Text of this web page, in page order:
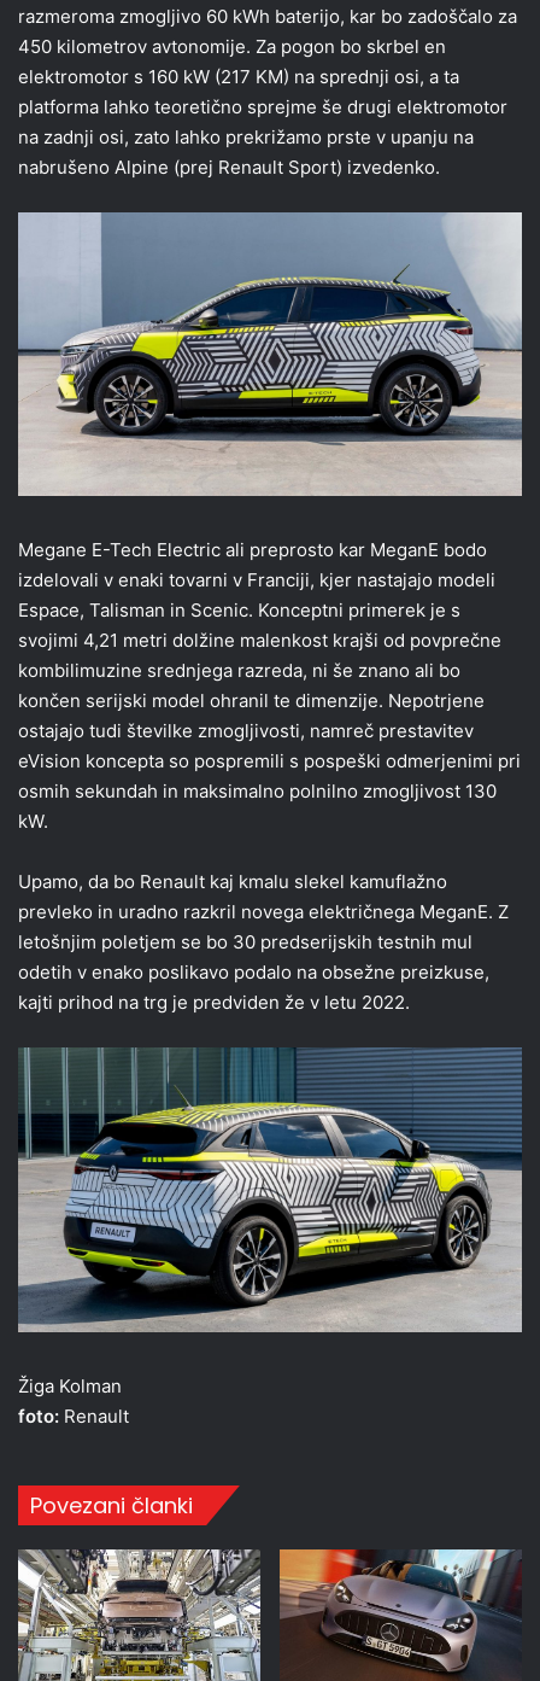
razmeroma zmogljivo 60 kWh baterijo, kar bo zadoščalo za
450 kilometrov avtonomije. Za pogon bo skrbel en
elektromotor s 160 kW (217 KM) na sprednji osi, a ta
platforma lahko teoretično sprejme še drugi elektromotor
na zadnji osi, zato lahko prekrižamo prste v upanju na
nabrušeno Alpine (prej Renault Sport) izvedenko.
Megane E-Tech Electric ali preprosto kar MeganE bodo
izdelovali v enaki tovarni v Franciji, kjer nastajajo modeli
Espace, Talisman in Scenic. Konceptni primerek je s
svojimi 4,21 metri dolžine malenkost krajši od povprečne
kombilimuzine srednjega razreda, ni še znano ali bo
končen serijski model ohranil te dimenzije. Nepotrjene
ostajajo tudi številke zmogljivosti, namreč prestavitev
eVision koncepta so pospremili s pospeški odmerjenimi pri
osmih sekundah in maksimalno polnilno zmogljivost 130
kW.
Upamo, da bo Renault kaj kmalu slekel kamuflažno
prevleko in uradno razkril novega električnega MeganE. Z
letošnjim poletjem se bo 30 predserijskih testnih mul
odetih v enako poslikavo podalo na obsežne preizkuse,
kajti prihod na trg je predviden že v letu 2022.
Žiga Kolman
foto: Renault
Povezani članki